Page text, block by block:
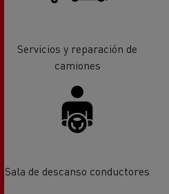
Servicios y reparación de
camiones
Sala de descanso conductores